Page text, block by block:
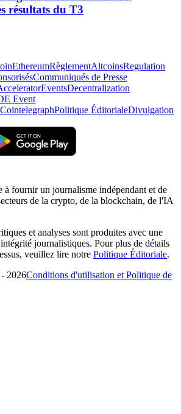
résultats du T3
EthereumRèglementAltcoinsRegulation
Communiqués de Presse
EventsDecentralization
Event
Politique ÉditorialeDivulgation
à fournir un journalisme indépendant et de
de la crypto, de la blockchain, de l'IA
et analyses sont produites avec une
journalistiques. Pour plus de détails
veuillez lire notre Politique Éditoriale.
2026Conditions d'utilisation et Politique de